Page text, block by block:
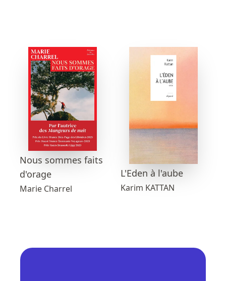
Nous sommes faits
d'orage
Marie Charrel
L'Eden à l'aube
Karim KATTAN